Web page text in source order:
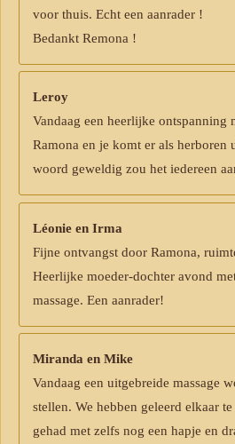
voor thuis. Echt een aanrader !
Bedankt Remona !
Leroy
Vandaag een heerlijke ontspanning
Ramona en je komt er als herboren
woord geweldig zou het iedereen
Léonie en Irma
Fijne ontvangst door Ramona,
Heerlijke moeder-dochter avond
massage. Een aanrader!
Miranda en Mike
Vandaag een uitgebreide massage
stellen. We hebben geleerd elkaar
gehad met zelfs nog een hapje en